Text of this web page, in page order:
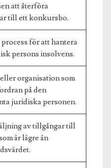
att återföra
till ett konkursbo.
för att hantera
persons insolvens.
organisation som
på den
juridiska personen.
av tillgångar till
är lägre än